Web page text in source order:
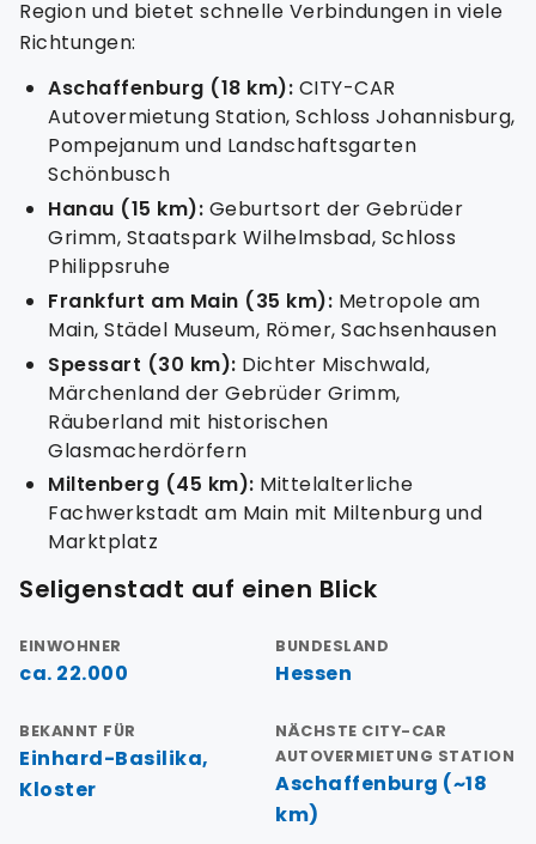
Region und bietet schnelle Verbindungen in viele
Richtungen:
Aschaffenburg (18 km): CITY-CAR
Autovermietung Station, Schloss Johannisburg,
Pompejanum und Landschaftsgarten
Schönbusch
Hanau (15 km): Geburtsort der Gebrüder
Grimm, Staatspark Wilhelmsbad, Schloss
Philippsruhe
Frankfurt am Main (35 km): Metropole am
Main, Städel Museum, Römer, Sachsenhausen
Spessart (30 km): Dichter Mischwald,
Märchenland der Gebrüder Grimm,
Räuberland mit historischen
Glasmacherdörfern
Miltenberg (45 km): Mittelalterliche
Fachwerkstadt am Main mit Miltenburg und
Marktplatz
Seligenstadt auf einen Blick
EINWOHNER
ca. 22.000
BUNDESLAND
Hessen
BEKANNT FÜR
Einhard-Basilika,
Kloster
NÄCHSTE CITY-CAR
AUTOVERMIETUNG STATION
Aschaffenburg (~18
km)